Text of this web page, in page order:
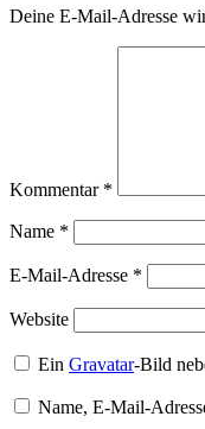
Deine E-Mail-Adresse
Kommentar *
Name *
E-Mail-Adresse *
Website
EinGravatar-Bild
Name, E-Mail-